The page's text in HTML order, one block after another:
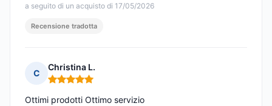
a seguito di un acquisto di 17/05/2026
Recensione tradotta
C
Christina L.
Nota: 5 su 5
Ottimi prodotti Ottimo servizio